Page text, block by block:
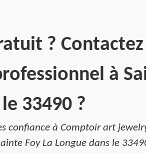
? Contactez
à
33490 ?
confiance à Comptoir art
Foy La Longue dans le